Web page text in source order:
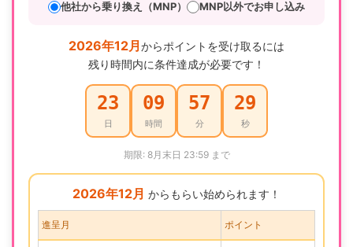
他社から乗り換え（MNP） MNP以外でお申し込み
2026年12月 からポイントを受け取るには
残り時間内に条件達成が必要です！
23
日
09
時間
57
分
28
秒
期限: 8月末日 23:59 まで
2026年12月 からもらい始められます！
進呈月 ポイント